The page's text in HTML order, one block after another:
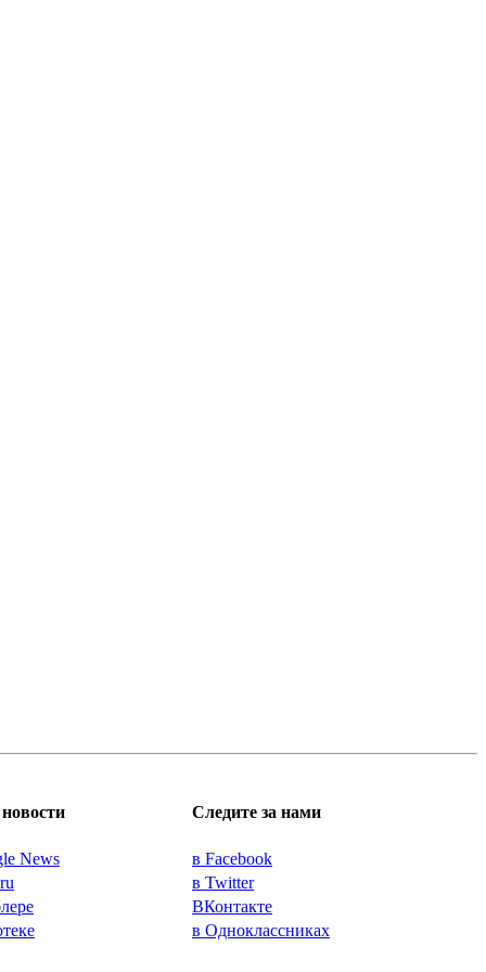
News
Следите за нами
в Facebook
в Twitter
ВКонтакте
в Одноклассниках